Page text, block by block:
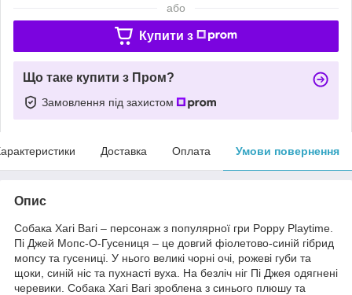
або
Купити з
Що таке купити з Пром?
Замовлення під захистом
Доставка Оплата Умови повернення
Опис
Собака Хагі Вагі – персонаж з популярної гри Poppy Playtime.
Пі Джей Мопс-О-Гусениця – це довгий фіолетово-синій гібрид
мопсу та гусениці. У нього великі чорні очі, рожеві губи та
щоки, синій ніс та пухнасті вуха. На безліч ніг Пі Джея одягнені
черевики. Собака Хагі Вагі зроблена з синього плюшу та